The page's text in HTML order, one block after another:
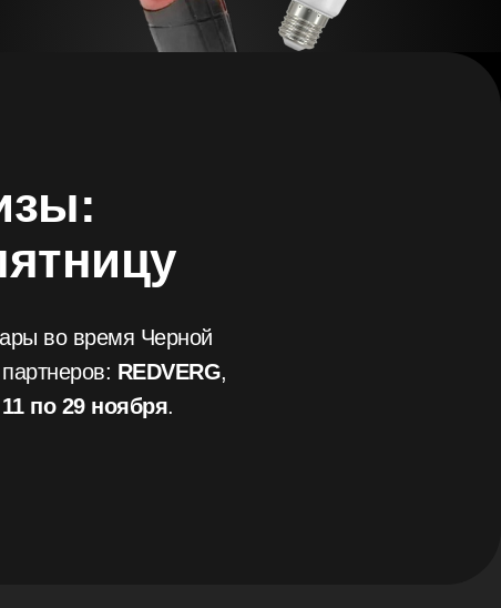
во время Черной
REDVERG,
по 29 ноября.